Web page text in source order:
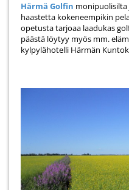
Härmä Golfin monipuolisilta
haastetta kokeneempikin
opetusta tarjoaa laadukas
päästä löytyy myös mm.
kylpylähotelli Härmän